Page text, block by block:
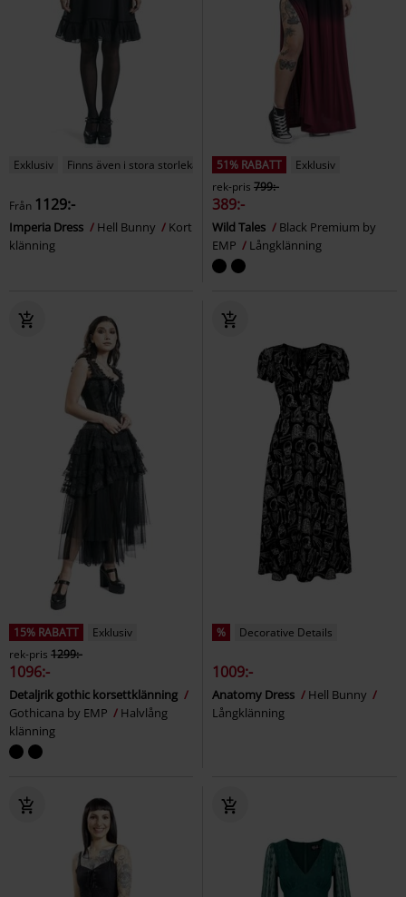
Exklusiv Finns även i stora storlekar
Från 1129:-
Imperia Dress Hell Bunny
Kort
klänning
51% RABATT
Exklusiv
rek-pris 799:-
389:-
Wild Tales
Black Premium by
EMP
Långklänning
15% RABATT
Exklusiv
rek-pris 1299:-
1096:-
Detaljrik gothic korsettklänning
Gothicana by EMP
Halvlång
klänning
% Decorative Details
1009:-
Anatomy Dress
Hell Bunny
Långklänning